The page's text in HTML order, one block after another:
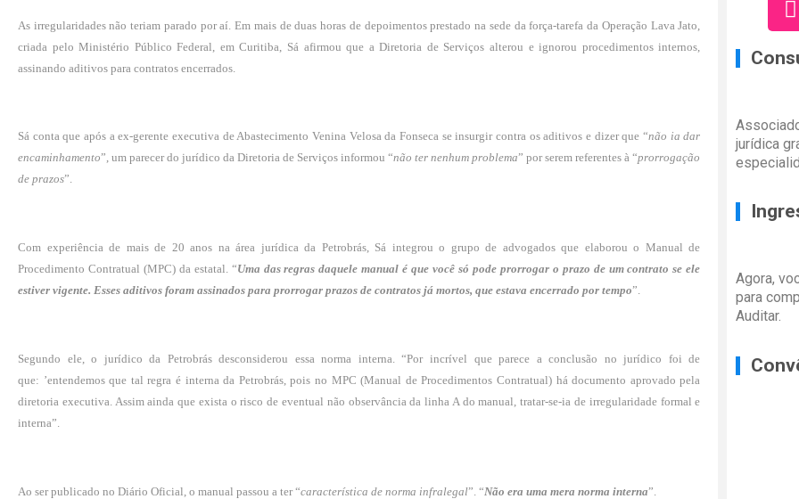
As irregularidades não teriam parado por aí. Em mais de duas horas de depoimentos prestado na sede da força-tarefa da Operação Lava Jato,
criada pelo Ministério Público Federal, em Curitiba, Sá afirmou que a Diretoria de Serviços alterou e ignorou procedimentos internos,
assinando aditivos para contratos encerrados.
Sá conta que após a ex-gerente executiva de Abastecimento Venina Velosa da Fonseca se insurgir contra os aditivos e dizer que “não ia dar
encaminhamento”, um parecer do jurídico da Diretoria de Serviços informou “não ter nenhum problema” por serem referentes à “prorrogação
de prazos”.
Com experiência de mais de 20 anos na área jurídica da Petrobrás, Sá integrou o grupo de advogados que elaborou o Manual de
Procedimento Contratual (MPC) da estatal. “Uma das regras daquele manual é que você só pode prorrogar o prazo de um contrato se ele
estiver vigente. Esses aditivos foram assinados para prorrogar prazos de contratos já mortos, que estava encerrado por tempo”.
Segundo ele, o jurídico da Petrobrás desconsiderou essa norma interna. “Por incrível que parece a conclusão no jurídico foi de
que: ’entendemos que tal regra é interna da Petrobrás, pois no MPC (Manual de Procedimentos Contratual) há documento aprovado pela
diretoria executiva. Assim ainda que exista o risco de eventual não observância da linha A do manual, tratar-se-ia de irregularidade formal e
interna”.
Ao ser publicado no Diário Oficial, o manual passou a ter “característica de norma infralegal”. “Não era uma mera norma interna”.
jurídica
Agora,
para
Auditar.